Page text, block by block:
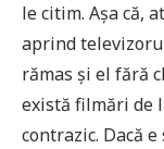
le citim. Așa că,
aprind
rămas și el fără
există filmări de
contrazic. Dacă